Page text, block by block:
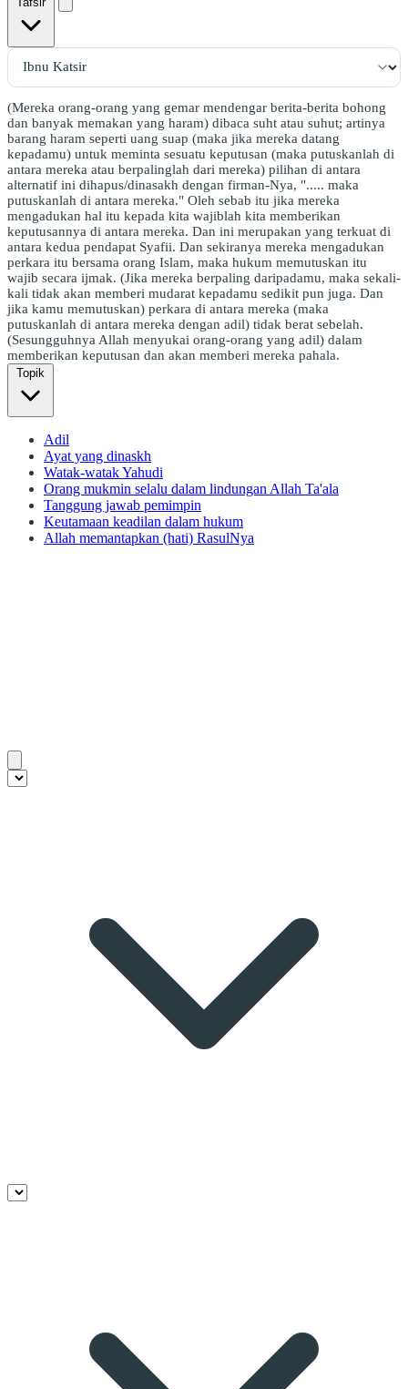
(Mereka orang-orang yang gemar mendengar berita-berita bohong
dan banyak memakan yang haram) dibaca suht atau suhut; artinya
barang haram seperti uang suap (maka jika mereka datang
kepadamu) untuk meminta sesuatu keputusan (maka putuskanlah di
antara mereka atau berpalinglah dari mereka) pilihan di antara
alternatif ini dihapus/dinasakh dengan firman-Nya, "..... maka
putuskanlah di antara mereka." Oleh sebab itu jika mereka
mengadukan hal itu kepada kita wajiblah kita memberikan
keputusannya di antara mereka. Dan ini merupakan yang terkuat di
antara kedua pendapat Syafii. Dan sekiranya mereka mengadukan
perkara itu bersama orang Islam, maka hukum memutuskan itu
wajib secara ijmak. (Jika mereka berpaling daripadamu, maka sekali-
kali tidak akan memberi mudarat kepadamu sedikit pun juga. Dan
jika kamu memutuskan) perkara di antara mereka (maka
putuskanlah di antara mereka dengan adil) tidak berat sebelah.
(Sesungguhnya Allah menyukai orang-orang yang adil) dalam
memberikan keputusan dan akan memberi mereka pahala.
Topik
Adil
Ayat yang dinaskh
Watak-watak Yahudi
Orang mukmin selalu dalam lindungan Allah Ta'ala
Tanggung jawab pemimpin
Keutamaan keadilan dalam hukum
Allah memantapkan (hati) RasulNya